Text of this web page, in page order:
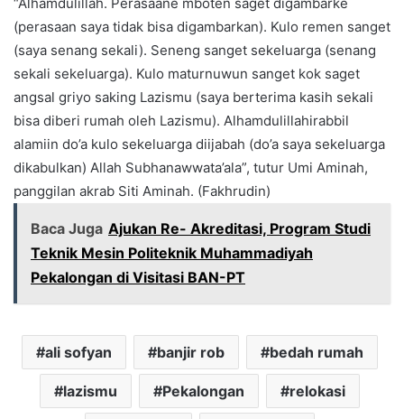
(perasaan saya tidak bisa digambarkan). Kulo remen sanget
(saya senang sekali). Seneng sanget sekeluarga (senang
sekali sekeluarga). Kulo maturnuwun sanget kok saget
angsal griyo saking Lazismu (saya berterima kasih sekali
bisa diberi rumah oleh Lazismu). Alhamdulillahirabbil
alamiin do’a kulo sekeluarga diijabah (do’a saya sekeluarga
dikabulkan) Allah Subhanawwata’ala”, tutur Umi Aminah,
panggilan akrab Siti Aminah. (Fakhrudin)
Baca Juga Ajukan Re- Akreditasi, Program Studi
Teknik Mesin Politeknik Muhammadiyah
Pekalongan di Visitasi BAN-PT
ali sofyan banjir rob bedah rumah
lazismu Pekalongan relokasi